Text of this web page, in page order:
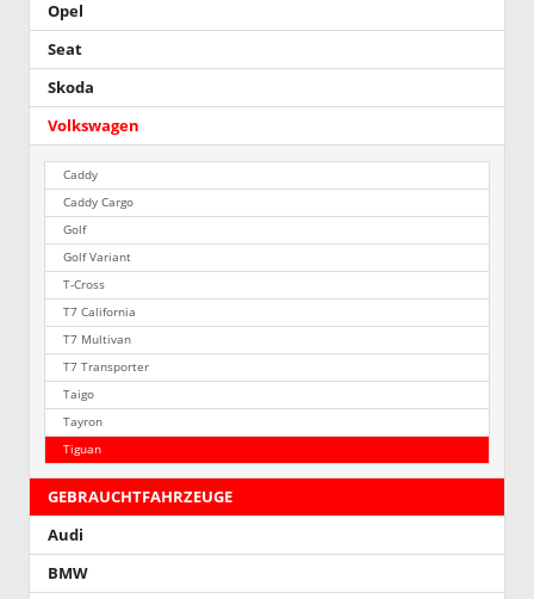
Opel
Seat
Skoda
Volkswagen
Caddy
Caddy Cargo
Golf
Golf Variant
T-Cross
T7 California
T7 Multivan
T7 Transporter
Taigo
Tayron
Tiguan
GEBRAUCHTFAHRZEUGE
Audi
BMW